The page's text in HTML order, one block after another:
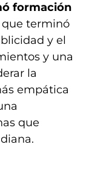
formación
terminó
y el
y una
la
empática
que